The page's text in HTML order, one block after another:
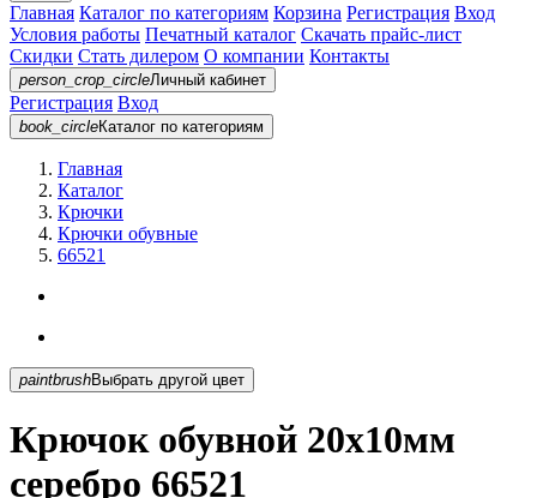
Главная Каталог по категориям Корзина Регистрация Вход
Условия работы Печатный каталог Скачать прайс-лист
Скидки Стать дилером О компании Контакты
person_crop_circleЛичный кабинет
Регистрация Вход
book_circleКаталог по категориям
Главная
Каталог
Крючки
Крючки обувные
66521
paintbrush Выбрать другой цвет
Крючок обувной 20х10мм
серебро 66521